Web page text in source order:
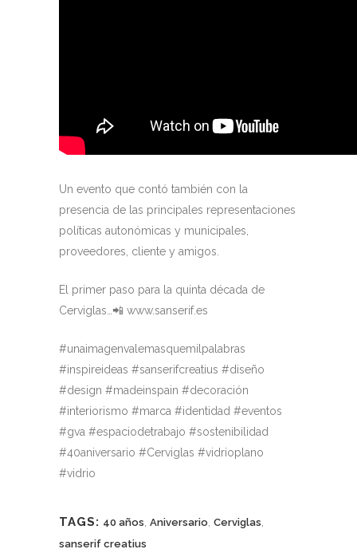
Un evento que contó también con la
presencia de las principales representaciones
políticas autonómicas y municipales,
proveedores, cliente y amigos.
El primer paso para la quinta década de
Cerviglas…📲 www.sanserif.es
#unaimagenvalemasquemilpalabras
#inspireideas #sanserifcreatius #diseño
#design #madeinspain #decoración
#interiorismo #marca #identidad #eventos
#gva #espaciodetrabajo #sostenibilidad
#40aniversario #Cerviglas #vidrioplano
#vidrio
TAGS: 40 años Aniversario Cerviglas
sanserif creatius